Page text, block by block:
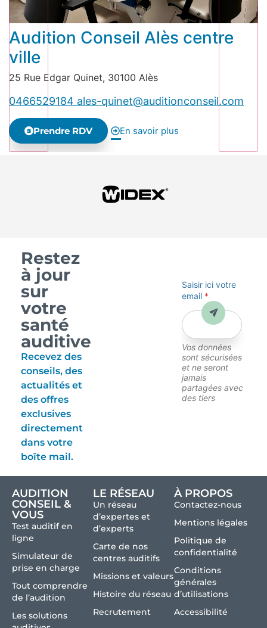
Audition Conseil Alès centre
ville
25 Rue Edgar Quinet, 30100 Alès
0466529184 ales-quinet@auditionconseil.com
Prendre RDV En savoir plus
Restez
à jour
sur
votre
santé
auditive
Recevez des
conseils, des
actualités et
des offres
exclusives
directement
dans votre
boîte mail.
Saisir ici votre
email *
Vos données
sont sécurisées
et ne seront
jamais
partagées avec
des tiers
Envoyer
AUDITION
CONSEIL &
VOUS
Test auditif en
ligne
Simulateur de
prise en charge
Tout comprendre
de l’audition
Les solutions
LE RÉSEAU
Un réseau
d’expertes et
d’experts
Carte de nos
centres auditifs
Missions et valeurs
Histoire du réseau
Recrutement
À PROPOS
Contactez-nous
Mentions légales
Politique de
confidentialité
Conditions
générales
d’utilisations
Accessibilité